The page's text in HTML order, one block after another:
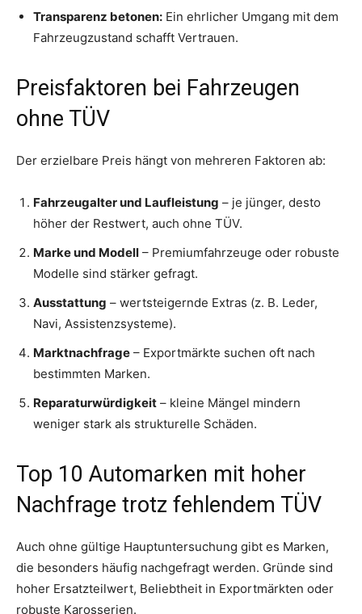
Transparenz betonen: Ein ehrlicher Umgang mit dem
Fahrzeugzustand schafft Vertrauen.
Preisfaktoren bei Fahrzeugen
ohne TÜV
Der erzielbare Preis hängt von mehreren Faktoren ab:
Fahrzeugalter und Laufleistung – je jünger, desto
höher der Restwert, auch ohne TÜV.
Marke und Modell – Premiumfahrzeuge oder robuste
Modelle sind stärker gefragt.
Ausstattung – wertsteigernde Extras (z. B. Leder,
Navi, Assistenzsysteme).
Marktnachfrage – Exportmärkte suchen oft nach
bestimmten Marken.
Reparaturwürdigkeit – kleine Mängel mindern
weniger stark als strukturelle Schäden.
Top 10 Automarken mit hoher
Nachfrage trotz fehlendem TÜV
Auch ohne gültige Hauptuntersuchung gibt es Marken,
die besonders häufig nachgefragt werden. Gründe sind
hoher Ersatzteilwert, Beliebtheit in Exportmärkten oder
robuste Karosserien.